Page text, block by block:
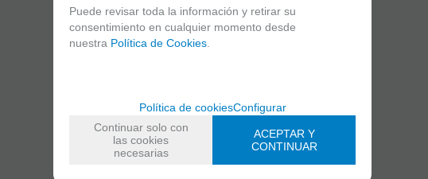
Puede revisar toda la información y retirar su
consentimiento en cualquier momento desde
nuestra Política de Cookies
Política de cookiesConfigurar
Continuar solo con
las cookies
necesarias
ACEPTAR Y
CONTINUAR